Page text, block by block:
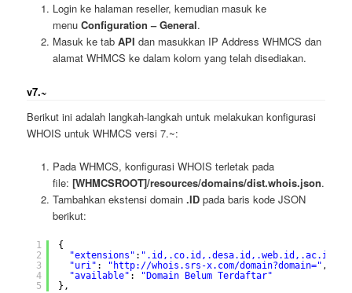
Login ke halaman reseller, kemudian masuk ke
menu Configuration – General.
Masuk ke tab API dan masukkan IP Address WHMCS dan
alamat WHMCS ke dalam kolom yang telah disediakan.
v7.~
Berikut ini adalah langkah-langkah untuk melakukan konfigurasi
WHOIS untuk WHMCS versi 7.~:
Pada WHMCS, konfigurasi WHOIS terletak pada
file: [WHMCSROOT]/resources/domains/dist.whois.json.
Tambahkan ekstensi domain .IDpada baris kode JSON
berikut:
1
2
3
4
5
{
"extensions" :
"uri" : " http://whois.srs-x.com/domain?domain=" ,
"available" :
"Domain Belum Terdaftar"
},